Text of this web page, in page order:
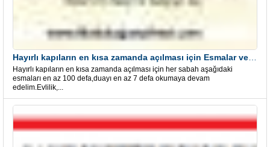
Hayırlı kapıların en kısa zamanda açılması için her sabah aşağıdaki
esmaları en az 100 defa,duayı en az 7 defa okumaya devam
edelim.Evlilik,...